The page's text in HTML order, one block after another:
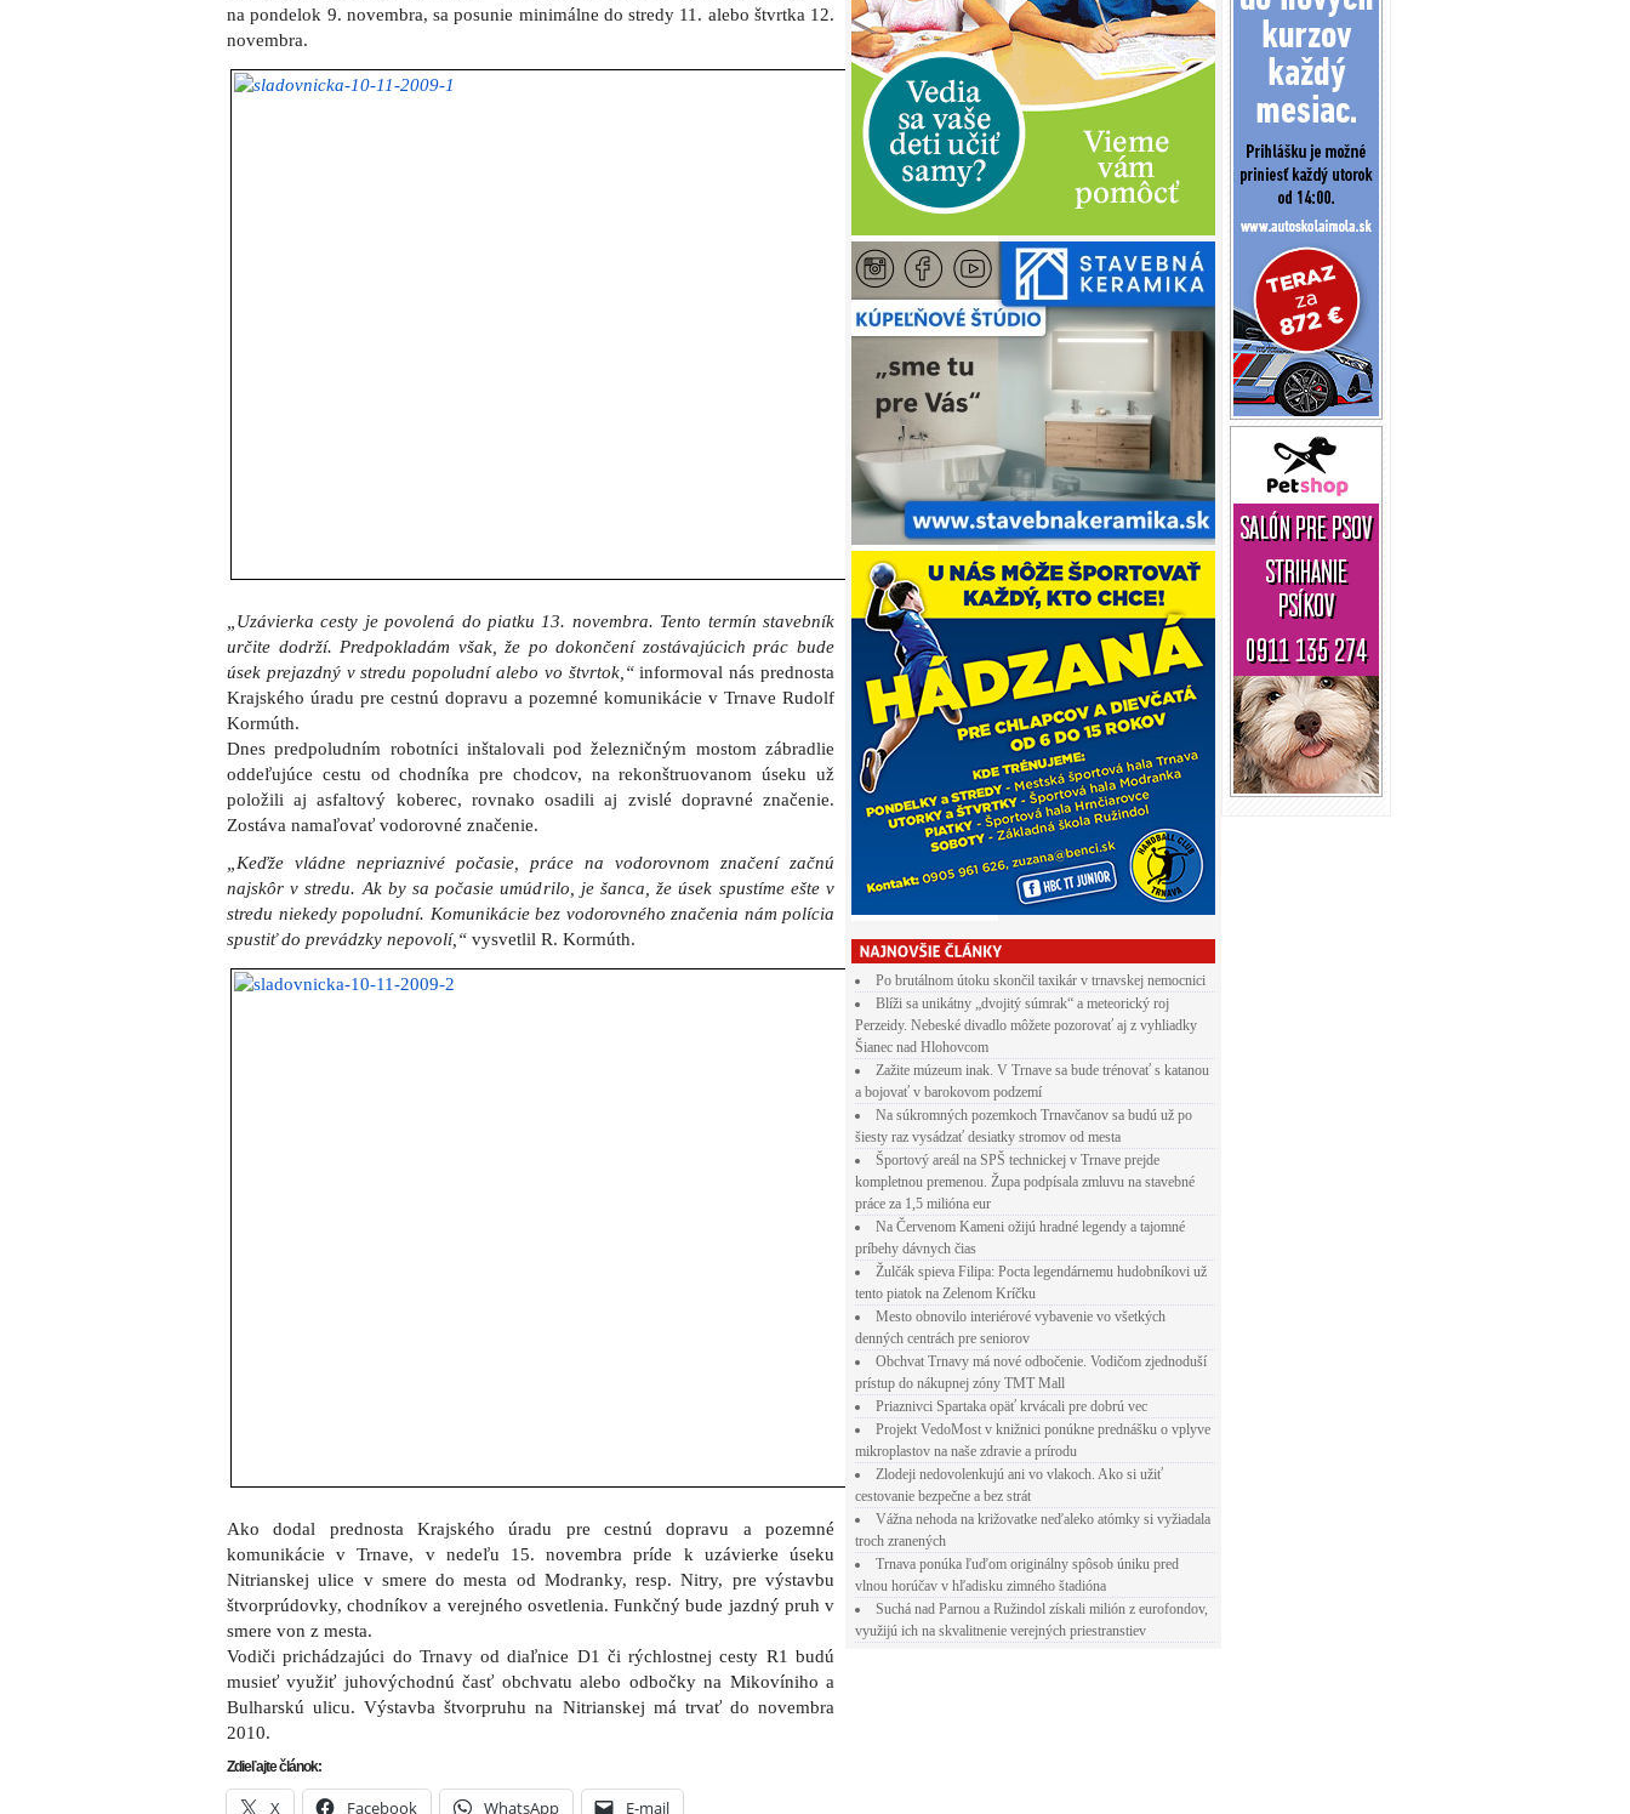
na pondelok 9. novembra, sa posunie minimálne do stredy 11. alebo štvrtka 12.
novembra.
„Uzávierka cesty je povolená do piatku 13. novembra. Tento termín stavebník
určite dodrží. Predpokladám však, že po dokončení zostávajúcich prác bude
úsek prejazdný v stredu popoludní alebo vo štvrtok,“informoval nás prednosta
Krajského úradu pre cestnú dopravu a pozemné komunikácie v Trnave Rudolf
Kormúth.
Dnes predpoludním robotníci inštalovali pod železničným mostom zábradlie
oddeľujúce cestu od chodníka pre chodcov, na rekonštruovanom úseku už
položili aj asfaltový koberec, rovnako osadili aj zvislé dopravné značenie.
Zostáva namaľovať vodorovné značenie.
„Keďže vládne nepriaznivé počasie, práce na vodorovnom značení začnú
najskôr v stredu. Ak by sa počasie umúdrilo, je šanca, že úsek spustíme ešte v
stredu niekedy popoludní. Komunikácie bez vodorovného značenia nám polícia
spustiť do prevádzky nepovolí,“ vysvetlil R. Kormúth.
Ako dodal prednosta Krajského úradu pre cestnú dopravu a pozemné
komunikácie v Trnave, v nedeľu 15. novembra príde k uzávierke úseku
Nitrianskej ulice v smere do mesta od Modranky, resp. Nitry, pre výstavbu
štvorprúdovky, chodníkov a verejného osvetlenia. Funkčný bude jazdný pruh v
smere von z mesta.
Vodiči prichádzajúci do Trnavy od diaľnice D1 či rýchlostnej cesty R1 budú
musieť využiť juhovýchodnú časť obchvatu alebo odbočky na Mikovíniho a
Bulharskú ulicu. Výstavba štvorpruhu na Nitrianskej má trvať do novembra
2010.
Zdieľajte článok:
X Facebook WhatsApp E-mail
Po brutálnom útoku skončil taxikár v trnavskej nemocnici
Blíži sa unikátny „dvojitý súmrak“ a meteorický roj
Perzeidy. Nebeské divadlo môžete pozorovať aj z vyhliadky
Šianec nad Hlohovcom
Zažite múzeum inak. V Trnave sa bude trénovať s katanou
a bojovať v barokovom podzemí
Na súkromných pozemkoch Trnavčanov sa budú už po
šiesty raz vysádzať desiatky stromov od mesta
Športový areál na SPŠ technickej v Trnave prejde
kompletnou premenou. Župa podpísala zmluvu na stavebné
práce za 1,5 milióna eur
Na Červenom Kameni ožijú hradné legendy a tajomné
príbehy dávnych čias
Žulčák spieva Filipa: Pocta legendárnemu hudobníkovi už
tento piatok na Zelenom Kríčku
Mesto obnovilo interiérové vybavenie vo všetkých
denných centrách pre seniorov
Obchvat Trnavy má nové odbočenie. Vodičom zjednoduší
prístup do nákupnej zóny TMT Mall
Priaznivci Spartaka opäť krvácali pre dobrú vec
Projekt VedoMost v knižnici ponúkne prednášku o vplyve
mikroplastov na naše zdravie a prírodu
Zlodeji nedovolenkujú ani vo vlakoch. Ako si užiť
cestovanie bezpečne a bez strát
Vážna nehoda na križovatke neďaleko atómky si vyžiadala
troch zranených
Trnava ponúka ľuďom originálny spôsob úniku pred
vlnou horúčav v hľadisku zimného štadióna
Suchá nad Parnou a Ružindol získali milión z eurofondov,
využijú ich na skvalitnenie verejných priestranstiev